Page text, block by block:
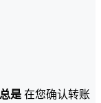
总是在您确认转账